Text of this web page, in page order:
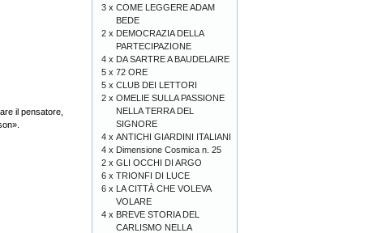
il pensatore,
3 x COME LEGGERE ADAM
BEDE
2 x DEMOCRAZIA DELLA
PARTECIPAZIONE
4 x DA SARTRE A BAUDELAIRE
5 x 72 ORE
5 x CLUB DEI LETTORI
2 x OMELIE SULLA PASSIONE
NELLA TERRA DEL
SIGNORE
4 x ANTICHI GIARDINI ITALIANI
4 x Dimensione Cosmica n. 25
2 x GLI OCCHI DI ARGO
6 x TRIONFI DI LUCE
6 x LA CITTÀ CHE VOLEVA
VOLARE
4 x BREVE STORIA DEL
CARLISMO NELLA